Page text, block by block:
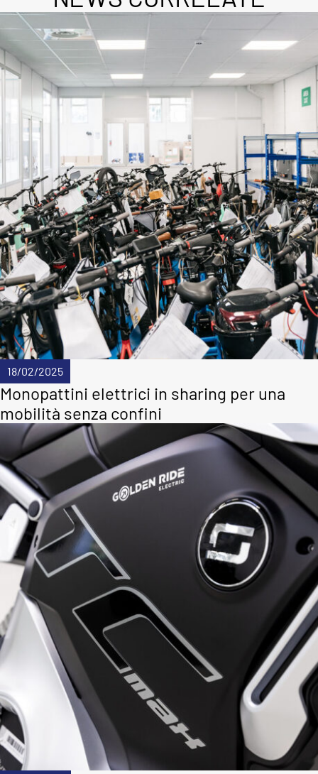
18/02/2025
Monopattini elettrici in sharing per una
mobilità senza confini